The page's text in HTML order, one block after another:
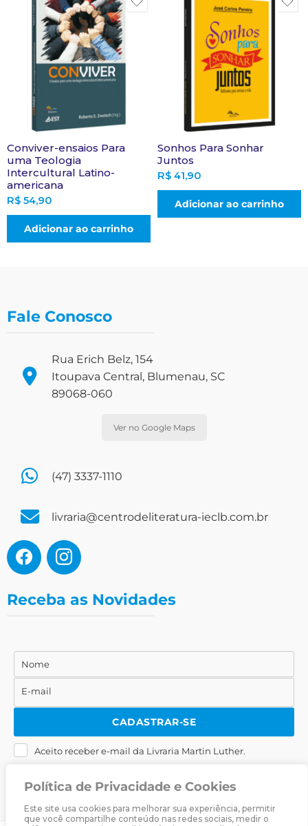
Política de Privacidade e Cookies
Este site usa cookies para melhorar sua experiência, permitir
que você compartilhe conteúdo nas redes sociais, medir o
Conviver-ensaios Para
uma Teologia
Intercultural Latino-
americana
R$ 54,90
Adicionar ao carrinho
Sonhos Para Sonhar
Juntos
R$ 41,90
Adicionar ao carrinho
Fale Conosco
Rua Erich Belz, 154
Itoupava Central, Blumenau, SC
89068-060
Ver no Google Maps
(47) 3337-1110
livraria@centrodeliteratura-ieclb.com.br
Receba as Novidades
Nome
Nome
E-
mail
E-mail
CADASTRAR-SE
Aceito receber e-mail da Livraria Martin Luther.